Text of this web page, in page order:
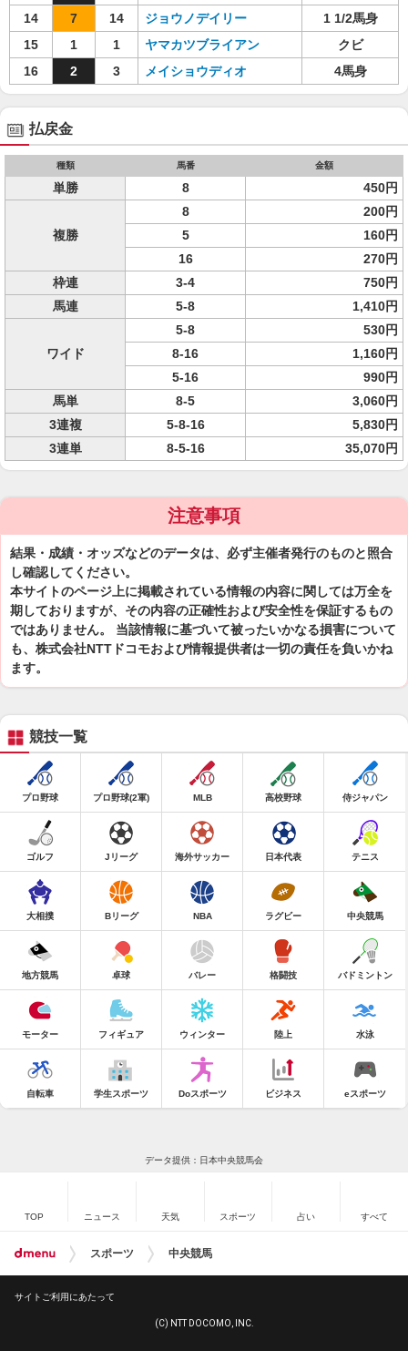
14
7 14 ジョウノデイリー
1 1/2馬身
15
1 1 ヤマカツブライアン
クビ
16
2 3 メイショウディオ 4馬身
払戻金
種類 馬番 金額
単勝 8 450円
複勝
8
200円
5
160円
16
270円
枠連
3-4
750円
馬連
5-8 1,410円
ワイド
5-8
530円
8-16
1,160円
5-16
990円
馬単
8-5
3,060円
3連複
5-8-16
5,830円
3連単
8-5-16 35,070円
注意事項
結果・成績・オッズなどのデータは、必ず主催者発行のものと照合
し確認してください。
本サイトのページ上に掲載されている情報の内容に関しては万全を
期しておりますが、その内容の正確性および安全性を保証するもの
ではありません。 当該情報に基づいて被ったいかなる損害について
も、株式会社NTTドコモおよび情報提供者は一切の責任を負いかね
ます。
競技一覧
プロ野球 プロ野球(2軍) MLB 高校野球 侍ジャパン
ゴルフ Jリーグ 海外サッカー 日本代表 テニス
大相撲 Bリーグ NBA ラグビー 中央競馬
地方競馬 卓球 バレー 格闘技 バドミントン
モーター フィギュア ウィンター 陸上 水泳
自転車 学生スポーツ Doスポーツ ビジネス eスポーツ
データ提供：日本中央競馬会
TOP ニュース 天気 スポーツ 占い すべて
スポーツ 中央競馬
サイトご利用にあたって
(C) NTT DOCOMO, INC.